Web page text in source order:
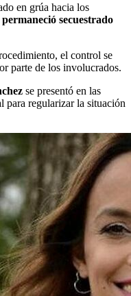
en grúa hacia los
secuestrado
el control se
parte de los involucrados.
se presentó en las
para regularizar la situación